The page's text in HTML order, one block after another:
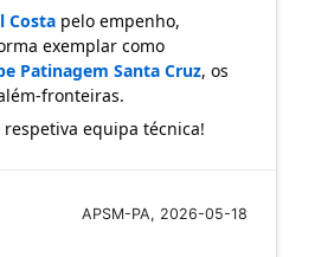
Costa pelo empenho,
exemplar como
Patinagem Santa Cruz, os
fronteiras.
respetiva equipa técnica!
APSM-PA, 2026-05-18